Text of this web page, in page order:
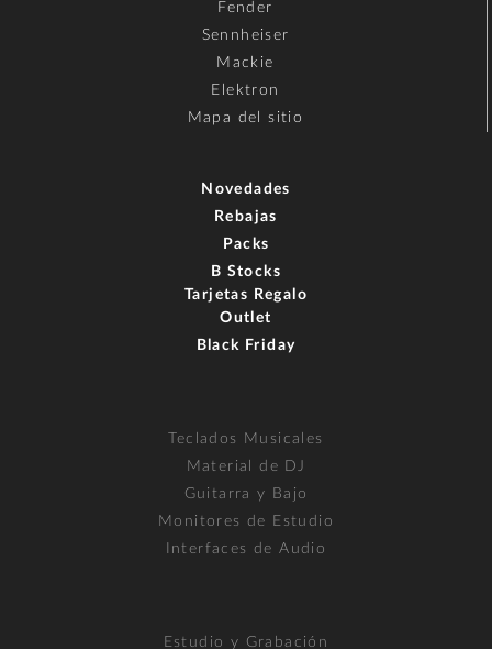
Fender
Sennheiser
Mackie
Elektron
Mapa del sitio
Novedades
Rebajas
Packs
B Stocks
Tarjetas Regalo
Outlet
Black Friday
Teclados Musicales
Material de DJ
Guitarra y Bajo
Monitores de Estudio
Interfaces de Audio
Estudio y Grabación